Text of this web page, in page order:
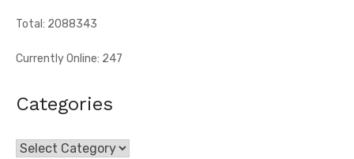
Total: 2088343
Currently Online: 247
Categories
Categories